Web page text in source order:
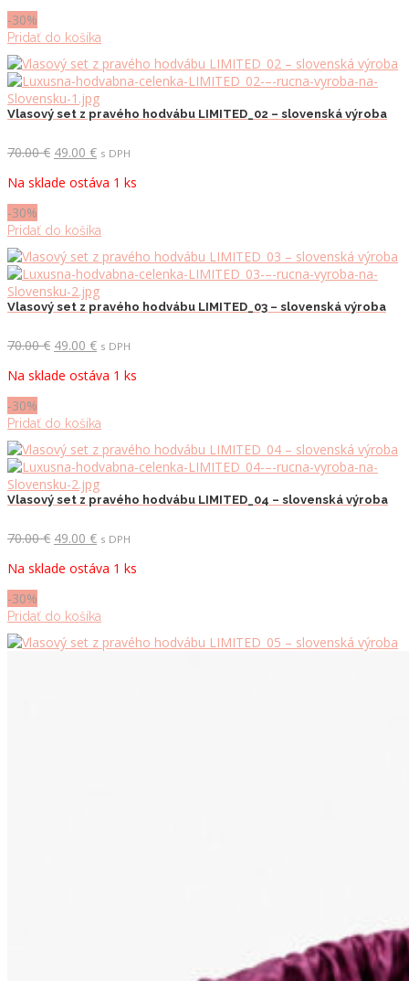
-30%
Pridať do košíka
Vlasový set z pravého hodvábu LIMITED_02 – slovenská výroba
70.00€ Pôvodná
bola:
49.00 €Aktuálna
je:
s DPH
Na sklade ostáva 1 ks
-30%
Pridať do košíka
Vlasový set z pravého hodvábu LIMITED_03 – slovenská výroba
70.00€ Pôvodná
bola:
49.00 €Aktuálna
je:
s DPH
Na sklade ostáva 1 ks
-30%
Pridať do košíka
Vlasový set z pravého hodvábu LIMITED_04 – slovenská výroba
70.00€ Pôvodná
bola:
49.00 €Aktuálna
je:
s DPH
Na sklade ostáva 1 ks
-30%
Pridať do košíka